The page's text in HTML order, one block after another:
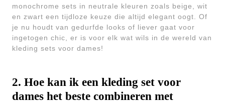
monochrome sets in neutrale kleuren zoals beige, wit
en zwart een tijdloze keuze die altijd elegant oogt. Of
je nu houdt van gedurfde looks of liever gaat voor
ingetogen chic, er is voor elk wat wils in de wereld van
kleding sets voor dames!
2. Hoe kan ik een kleding set voor
dames het beste combineren met